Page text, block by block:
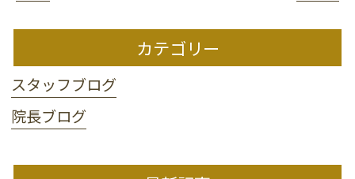
カテゴリー
スタッフブログ
院長ブログ